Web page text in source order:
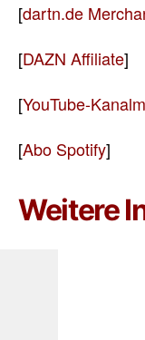
[dartn.de
[DAZN Affiliate]
[YouTube-
[Abo Spotify]
Weitere